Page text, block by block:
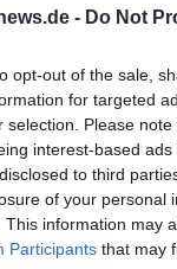
- Do Not
opt-out of the sale,
for targeted
selection. Please
interest-based
to third
of your personal
This information may
Participants that may
Musik
kultureller
der Stücke